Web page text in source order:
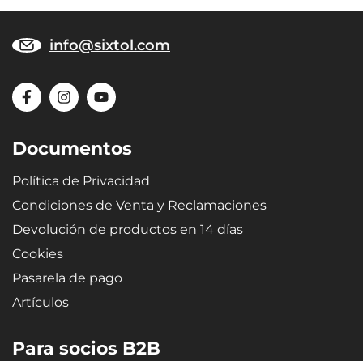
info@sixtol.com
Documentos
Política de Privacidad
Condiciones de Venta y Reclamaciones
Devolución de productos en 14 días
Cookies
Pasarela de pago
Artículos
Para socios B2B